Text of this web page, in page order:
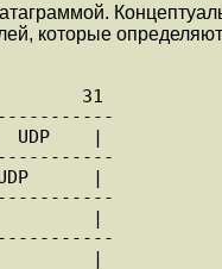
котоpые
31
UDP    |
UDP      |
|
|